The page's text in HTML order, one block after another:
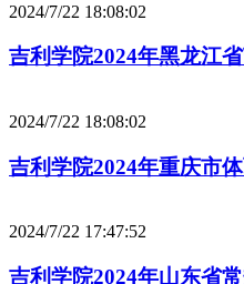
2024/7/22 18:08:02
吉利学院2024年黑龙江
2024/7/22 18:08:02
吉利学院2024年重庆市
2024/7/22 17:47:52
吉利学院2024年山东省